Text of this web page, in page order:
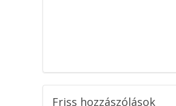
Friss hozzászólások